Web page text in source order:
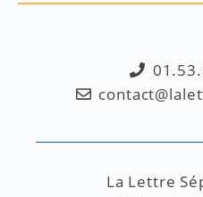
La Lettre